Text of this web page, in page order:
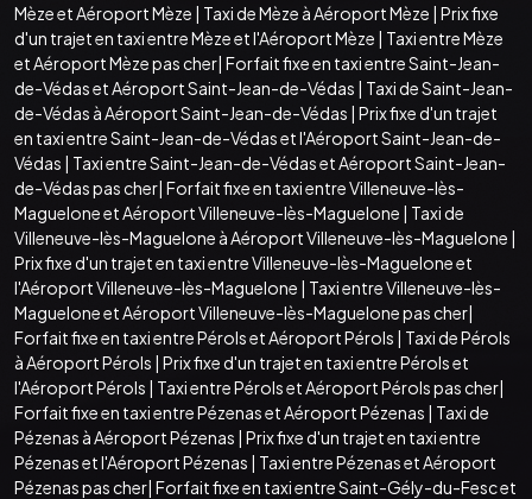
Mèze et Aéroport Mèze | Taxi de Mèze à Aéroport Mèze | Prix fixe
d'un trajet en taxi entre Mèze et l'Aéroport Mèze | Taxi entre Mèze
et Aéroport Mèze pas cher| Forfait fixe en taxi entre Saint-Jean-
de-Védas et Aéroport Saint-Jean-de-Védas | Taxi de Saint-Jean-
de-Védas à Aéroport Saint-Jean-de-Védas | Prix fixe d'un trajet
en taxi entre Saint-Jean-de-Védas et l'Aéroport Saint-Jean-de-
Védas | Taxi entre Saint-Jean-de-Védas et Aéroport Saint-Jean-
de-Védas pas cher| Forfait fixe en taxi entre Villeneuve-lès-
Maguelone et Aéroport Villeneuve-lès-Maguelone | Taxi de
Villeneuve-lès-Maguelone à Aéroport Villeneuve-lès-Maguelone |
Prix fixe d'un trajet en taxi entre Villeneuve-lès-Maguelone et
l'Aéroport Villeneuve-lès-Maguelone | Taxi entre Villeneuve-lès-
Maguelone et Aéroport Villeneuve-lès-Maguelone pas cher|
Forfait fixe en taxi entre Pérols et Aéroport Pérols | Taxi de Pérols
à Aéroport Pérols | Prix fixe d'un trajet en taxi entre Pérols et
l'Aéroport Pérols | Taxi entre Pérols et Aéroport Pérols pas cher|
Forfait fixe en taxi entre Pézenas et Aéroport Pézenas | Taxi de
Pézenas à Aéroport Pézenas | Prix fixe d'un trajet en taxi entre
Pézenas et l'Aéroport Pézenas | Taxi entre Pézenas et Aéroport
Pézenas pas cher| Forfait fixe en taxi entre Saint-Gély-du-Fesc et